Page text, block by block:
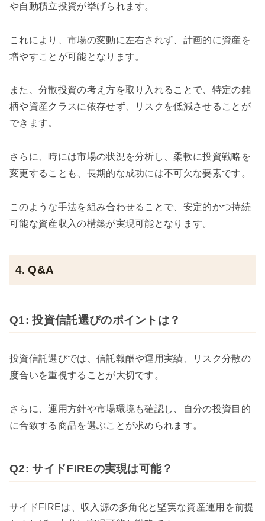
や自動積立投資が挙げられます。
これにより、市場の変動に左右されず、計画的に資産を
増やすことが可能となります。
また、分散投資の考え方を取り入れることで、特定の銘
柄や資産クラスに依存せず、リスクを低減させることが
できます。
さらに、時には市場の状況を分析し、柔軟に投資戦略を
変更することも、長期的な成功には不可欠な要素です。
このような手法を組み合わせることで、安定的かつ持続
可能な資産収入の構築が実現可能となります。
4. Q&A
Q1: 投資信託選びのポイントは？
投資信託選びでは、信託報酬や運用実績、リスク分散の
度合いを重視することが大切です。
さらに、運用方針や市場環境も確認し、自分の投資目的
に合致する商品を選ぶことが求められます。
Q2: サイドFIREの実現は可能？
サイドFIREは、収入源の多角化と堅実な資産運用を前提